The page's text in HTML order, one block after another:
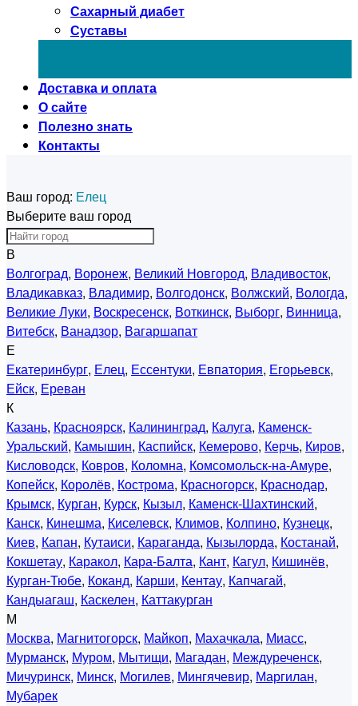
Сахарный диабет
Суставы
Доставка и оплата
О сайте
Полезно знать
Контакты
Ваш город: Елец
Выберите ваш город
В
Волгоград, Воронеж, Великий Новгород, Владивосток,
Владикавказ, Владимир, Волгодонск, Волжский, Вологда,
Великие Луки, Воскресенск, Воткинск, Выборг, Винница,
Витебск, Ванадзор, Вагаршапат
Е
Екатеринбург, Елец, Ессентуки, Евпатория, Егорьевск,
Ейск, Ереван
К
Казань, Красноярск, Калининград, Калуга, Каменск-
Уральский, Камышин, Каспийск, Кемерово, Керчь, Киров,
Кисловодск, Ковров, Коломна, Комсомольск-на-Амуре,
Копейск, Королёв, Кострома, Красногорск, Краснодар,
Крымск, Курган, Курск, Кызыл, Каменск-Шахтинский,
Канск, Кинешма, Киселевск, Климов, Колпино, Кузнецк,
Киев, Капан, Кутаиси, Караганда, Кызылорда, Костанай,
Кокшетау, Каракол, Кара-Балта, Кант, Кагул, Кишинёв,
Курган-Тюбе, Коканд, Карши, Кентау, Капчагай,
Кандыагаш, Каскелен, Каттакурган
М
Москва, Магнитогорск, Майкоп, Махачкала, Миасс,
Мурманск, Муром, Мытищи, Магадан, Междуреченск,
Мичуринск, Минск, Могилев, Мингячевир, Маргилан,
Мубарек